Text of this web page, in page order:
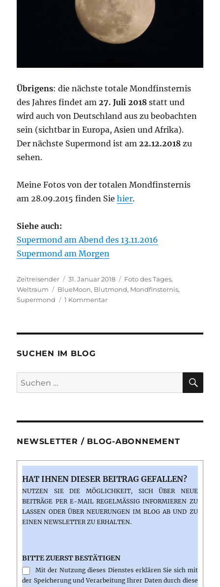
Übrigens: die nächste totale Mondfinsternis
des Jahres findet am 27. Juli 2018 statt und
wird auch von Deutschland aus zu beobachten
sein (sichtbar in Europa, Asien und Afrika).
Der nächste Supermond ist am 22.12.2018 zu
sehen.
Meine Fotos von der totalen Mondfinsternis
am 28.09.2015 finden Siehier.
Siehe auch:
Supermond am Abend des 13.11.2016
Supermond am Morgen
Autor
Zeitreisender
Veröffentlicht
am
31. Januar 2018 Kategorien
Foto des Tages,
Weltraum
Schlagwörter
BlueMoon, Blutmond, Mondfinsternis,
Supermond
1 Kommentarzu
SUCHEN IM BLOG
Suchen
nach:
NEWSLETTER / BLOG-ABONNEMENT
HAT IHNEN DIESER BEITRAG GEFALLEN?
NUTZEN SIE DIE MÖGLICHKEIT, SICH ÜBER NEUE
BEITRÄGE PER E-MAIL REGELMÄSSIG INFORMIEREN ZU L
ASSEN ODER ÜBER NEUERUNGEN IM BLOG AB UND ZU E
INEN NEWSLETTER ZU ERHALTEN.
BITTE ZUERST BESTÄTIGEN
Mit der Nutzung dieses Dienstes erklären Sie sich mit
der Speicherung und Verarbeitung Ihrer Daten durch diese